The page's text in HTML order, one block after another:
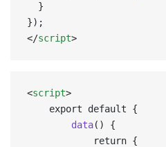
  }
});
</script>
<script>
	export default {
		data
() {
			return {